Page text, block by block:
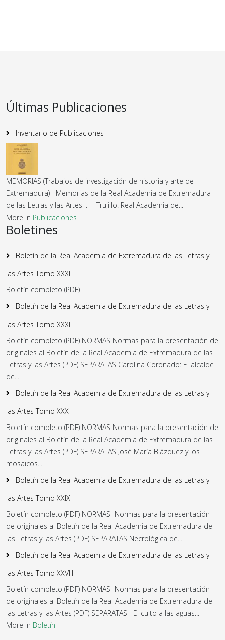
Últimas Publicaciones
Inventario de Publicaciones
MEMORIAS (Trabajos de investigación de historia y arte de
Extremadura) Memorias de la Real Academia de Extremadura
de las Letras y las Artes I. -- Trujillo: Real Academia de...
More in Publicaciones
Boletines
Boletín de la Real Academia de Extremadura de las Letras y
las Artes Tomo XXXII
Boletín completo (PDF)
Boletín de la Real Academia de Extremadura de las Letras y
las Artes Tomo XXXI
Boletín completo (PDF) NORMAS Normas para la presentación de
originales al Boletín de la Real Academia de Extremadura de las
Letras y las Artes (PDF) SEPARATAS Carolina Coronado: El alcalde
de...
Boletín de la Real Academia de Extremadura de las Letras y
las Artes Tomo XXX
Boletín completo (PDF) NORMAS Normas para la presentación de
originales al Boletín de la Real Academia de Extremadura de las
Letras y las Artes (PDF) SEPARATAS José María Blázquez y los
mosaicos...
Boletín de la Real Academia de Extremadura de las Letras y
las Artes Tomo XXIX
Boletín completo (PDF) NORMAS Normas para la presentación
de originales al Boletín de la Real Academia de Extremadura de
las Letras y las Artes (PDF) SEPARATAS Necrológica de...
Boletín de la Real Academia de Extremadura de las Letras y
las Artes Tomo XXVIII
Boletín completo (PDF) NORMAS Normas para la presentación
de originales al Boletín de la Real Academia de Extremadura de
las Letras y las Artes (PDF) SEPARATAS El culto a las aguas...
More in Boletín